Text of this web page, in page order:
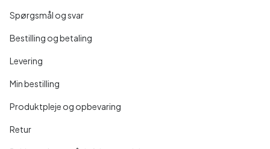
Spørgsmål og svar
Bestilling og betaling
Levering
Min bestilling
Produktpleje og opbevaring
Retur